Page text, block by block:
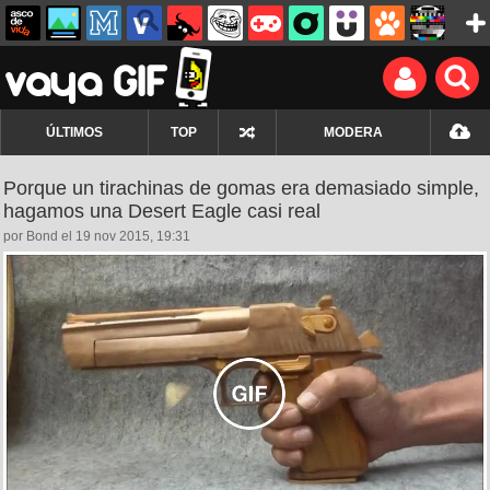
ÚLTIMOS TOP MODERA
Porque un tirachinas de gomas era demasiado simple,
hagamos una Desert Eagle casi real
por Bond el 19 nov 2015, 19:31